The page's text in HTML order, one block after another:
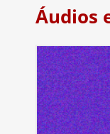
Áudios